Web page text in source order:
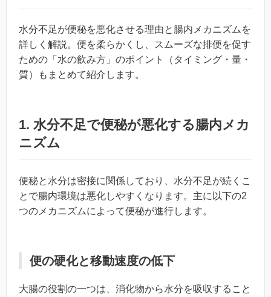
水分不足が便秘を悪化させる理由と腸内メカニズムを
詳しく解説。便を柔らかくし、スムーズな排便を促す
ための「水の飲み方」のポイント（タイミング・量・
質）もまとめて紹介します。
1. 水分不足で便秘が悪化する腸内メカ
ニズム
便秘と水分は密接に関係しており、水分不足が続くこ
とで腸内環境は悪化しやすくなります。主に以下の2
つのメカニズムによって便秘が進行します。
便の硬化と移動速度の低下
大腸の役割の一つは、消化物から水分を吸収すること